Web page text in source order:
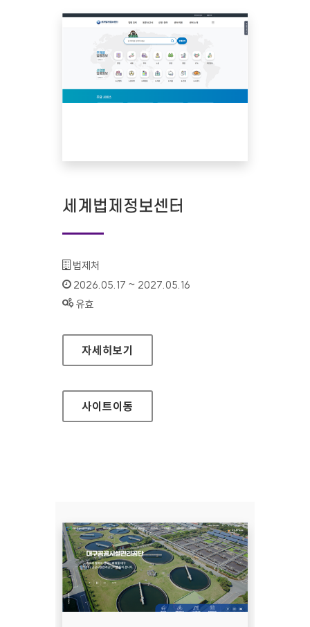
세계법제정보센터
기관명 :
법제처
인증기간 :
2026.05.17 ~ 2027.05.16
상태 :
유효
세계법제정보센터
자세히보기
사이트이동